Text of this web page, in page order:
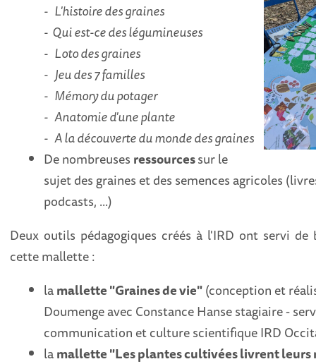
- L'histoire des graines
- Qui est-ce des légumineuses
- Loto des graines
- Jeu des 7 familles
- Mémory du potager
- Anatomie d'une plante
- A la découverte du monde des graines
De nombreuses ressourcessur le
sujet des graines et des semences agricoles
podcasts, ...)
Deux outils pédagogiques créés à l'IRD ont servi de
cette mallette :
lamallette "Graines de vie"(conception et
Doumenge avec Constance Hanse stagiaire -
communication et culture scientifique IRD
lamallette "Les plantes cultivées livrent leurs